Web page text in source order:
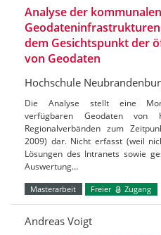
Analyse der
dem Gesichtspunkt der
von Geodaten
Hochschule
Die Analyse stellt eine
verfügbaren Geodaten von
Regionalverbänden zum
2009) dar. Nicht erfasst (weil
Lösungen des Intranets sowie
Auswertung…
Masterarbeit Freier Zugang
Andreas Voigt